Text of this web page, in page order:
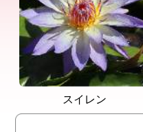
スイレン